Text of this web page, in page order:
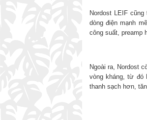
Nordost LEIF
dòng điện mạnh
công suất, preamp
Ngoài ra, Nordost
vòng kháng, từ đó
thanh sạch hơn,